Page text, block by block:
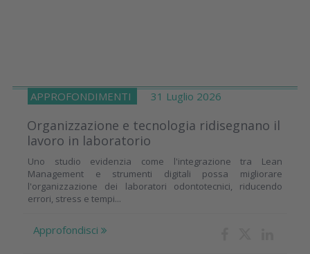
APPROFONDIMENTI 31 Luglio 2026
Organizzazione e tecnologia ridisegnano il
lavoro in laboratorio
Uno studio evidenzia come l'integrazione tra Lean
Management e strumenti digitali possa migliorare
l'organizzazione dei laboratori odontotecnici, riducendo
errori, stress e tempi...
Approfondisci